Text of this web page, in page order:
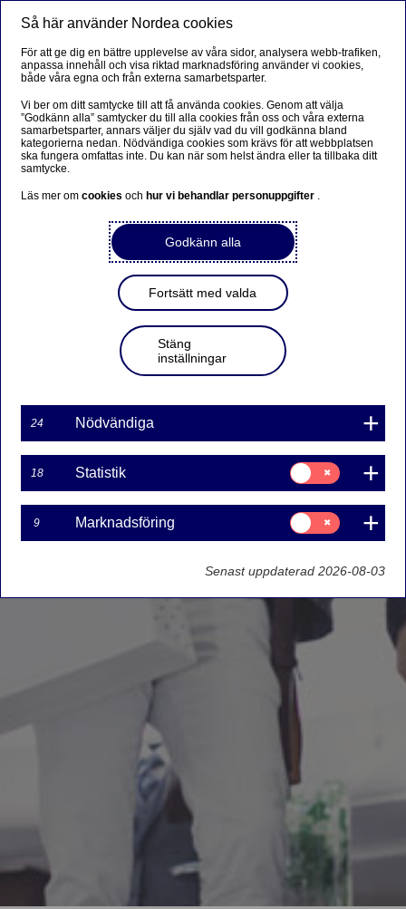
Så här använder Nordea cookies
För att ge dig en bättre upplevelse av våra sidor, analysera webb-trafiken,
anpassa innehåll och visa riktad marknadsföring använder vi cookies,
både våra egna och från externa samarbetsparter.
Vi ber om ditt samtycke till att få använda cookies. Genom att välja
”Godkänn alla” samtycker du till alla cookies från oss och våra externa
samarbetsparter, annars väljer du själv vad du vill godkänna bland
kategorierna nedan. Nödvändiga cookies som krävs för att webbplatsen
ska fungera omfattas inte. Du kan när som helst ändra eller ta tillbaka ditt
samtycke.
Läs mer omcookiesoch hur vi behandlar personuppgifter .
Godkänn alla
Fortsätt med valda
Stäng
inställningar
24 Nödvändiga
18 Statistik
Samtycke
för:
Statistik
9 Marknadsföring
Samtycke
för:
Marknadsföring
Senast uppdaterad 2026-08-03